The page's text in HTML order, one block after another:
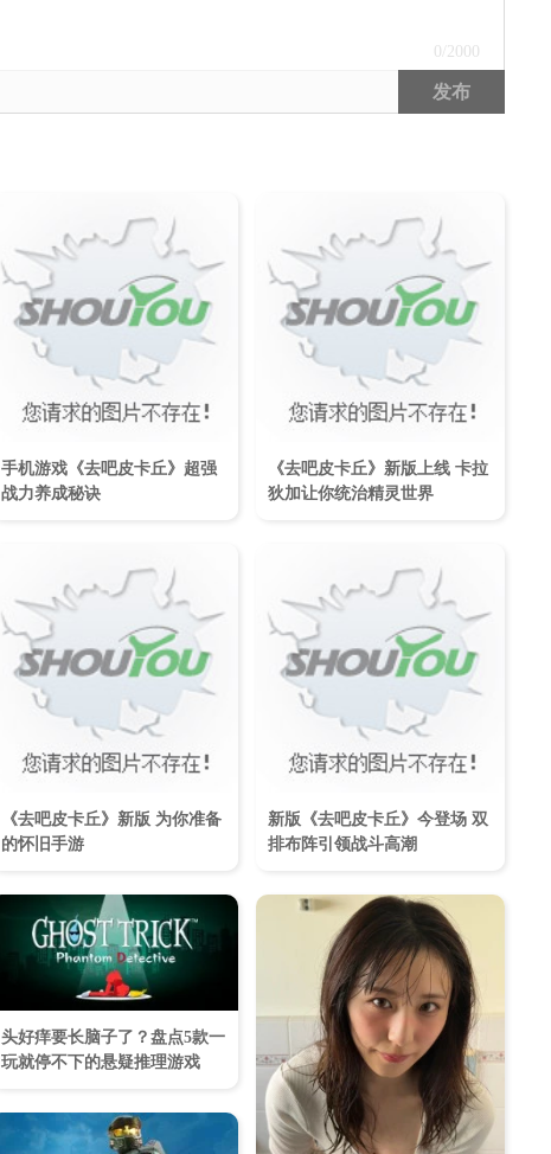
0 /2000
发布
手机游戏《去吧皮卡丘》超强
战力养成秘诀
《去吧皮卡丘》新版上线 卡拉
狄加让你统治精灵世界
《去吧皮卡丘》新版 为你准备
的怀旧手游
新版《去吧皮卡丘》今登场 双
排布阵引领战斗高潮
头好痒要长脑子了？盘点5款一
玩就停不下的悬疑推理游戏